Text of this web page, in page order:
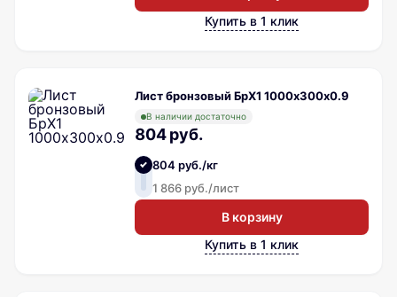
Купить в 1 клик
Лист бронзовый БрХ1 1000х300х0.9
В наличии достаточно
804 руб.
804 руб./кг
1 866 руб./лист
В корзину
Купить в 1 клик